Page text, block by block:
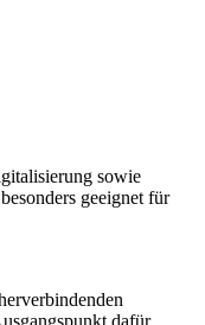
sowie
geeignet für
dafür